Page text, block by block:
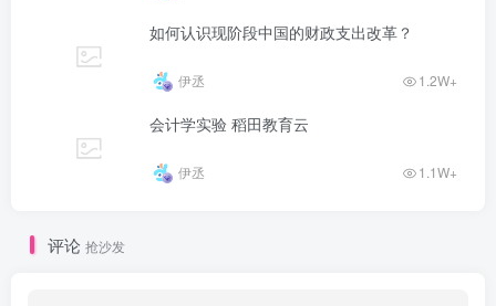
如何认识现阶段中国的财政支出改革？
伊丞 1.2W+
会计学实验 稻田教育云
伊丞 1.1W+
评论 抢沙发